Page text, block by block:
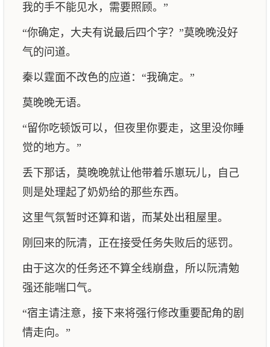
我的手不能见水，需要照顾。”
“你确定，大夫有说最后四个字？”莫晚晚没好
气的问道。
秦以霆面不改色的应道：“我确定。”
莫晚晚无语。
“留你吃顿饭可以，但夜里你要走，这里没你睡
觉的地方。”
丢下那话，莫晚晚就让他带着乐崽玩儿，自己
则是处理起了奶奶给的那些东西。
这里气氛暂时还算和谐，而某处出租屋里。
刚回来的阮清，正在接受任务失败后的惩罚。
由于这次的任务还不算全线崩盘，所以阮清勉
强还能喘口气。
“宿主请注意，接下来将强行修改重要配角的剧
情走向。”